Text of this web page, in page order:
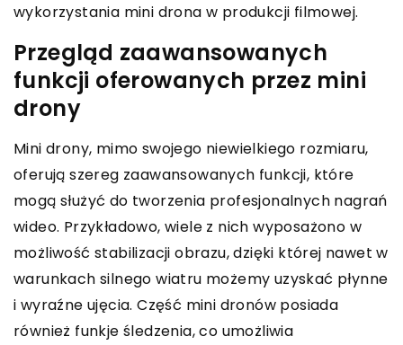
wykorzystania mini drona w produkcji filmowej.
Przegląd zaawansowanych
funkcji oferowanych przez mini
drony
Mini drony, mimo swojego niewielkiego rozmiaru,
oferują szereg zaawansowanych funkcji, które
mogą służyć do tworzenia profesjonalnych nagrań
wideo. Przykładowo, wiele z nich wyposażono w
możliwość stabilizacji obrazu, dzięki której nawet w
warunkach silnego wiatru możemy uzyskać płynne
i wyraźne ujęcia. Część mini dronów posiada
również funkje śledzenia, co umożliwia